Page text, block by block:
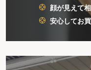
顔が見えて
安心してお